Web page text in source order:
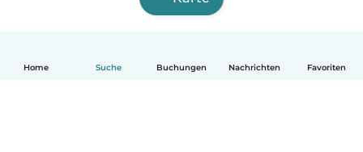
Home Suche Buchungen Nachrichten Favoriten